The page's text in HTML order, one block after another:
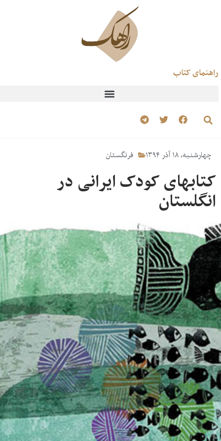
راهنمای کتاب
چهارشنبه، ۱۸ آذر ۱۳۹۴ فرنگستان
کتابهای کودک ایرانی در
انگلستان